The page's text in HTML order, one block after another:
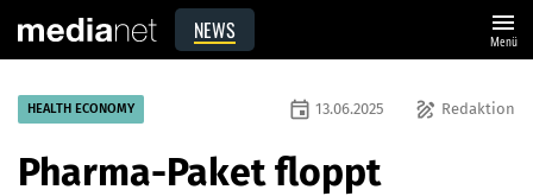
NEWS menu
Menü
HEALTH ECONOMY draw Redaktion
event 13.06.2025
Pharma-Paket floppt